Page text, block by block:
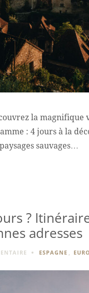
la magnifique
: 4 jours à la
sauvages…
?
adresses
ESPAGNE ,